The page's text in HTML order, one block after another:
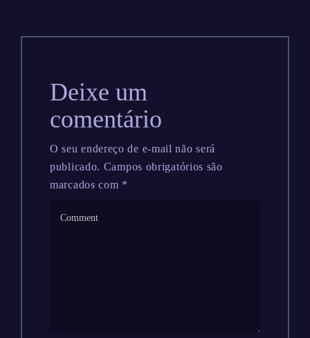
Deixe um
comentário
O seu endereço de e-mail não será
publicado. Campos obrigatórios são
marcados com *